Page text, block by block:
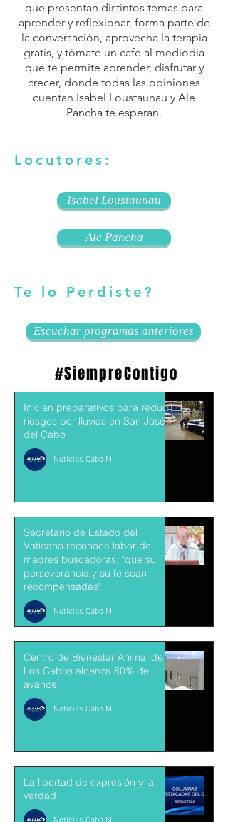
que presentan distintos temas para
aprender y reflexionar, forma parte de
la conversación, aprovecha la terapia
gratis, y tómate un café al mediodía
que te permite aprender, disfrutar y
crecer, donde todas las opiniones
cuentan Isabel Loustaunau y Ale
Pancha te esperan.
Locutores:
Isabel Loustaunau
Ale Pancha
Te lo Perdiste?
Escuchar programas anteriores
#SiempreContigo
Inician preparativos para reducir
riesgos por lluvias en San José
del Cabo
Noticias Cabo Mil
Secretario de Estado del
Vaticano reconoce labor de
madres buscadoras; "que su
perseverancia y su fe sean
recompensadas"
Noticias Cabo Mil
Centro de Bienestar Animal de
Los Cabos alcanza 80% de
avance
Noticias Cabo Mil
La libertad de expresión y la
verdad